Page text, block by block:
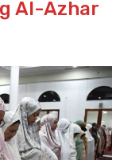
Al-Azhar